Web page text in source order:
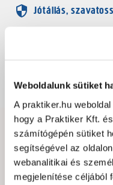
Weboldalunk sütiket
A praktiker.hu
hogy a Praktiker Kft.
számítógépén sütiket
segítségével az
webanalitikai és
megjelenítése céljából
Jótállás,
Dokumentumok,
Hibát találtál az